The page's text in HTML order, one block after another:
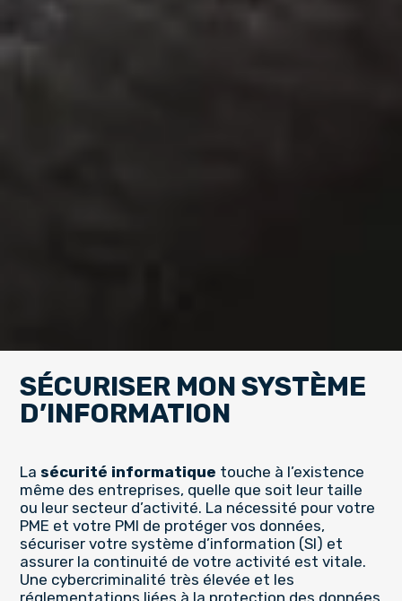
SÉCURISER MON SYSTÈME
D’INFORMATION
Lasécurité informatique touche à l’existence
même des entreprises, quelle que soit leur taille
ou leur secteur d’activité. La nécessité pour votre
PME et votre PMI de protéger vos données,
sécuriser votre système d’information (SI) et
assurer la continuité de votre activité est vitale.
Une cybercriminalité très élevée et les
réglementations liées à la protection des données